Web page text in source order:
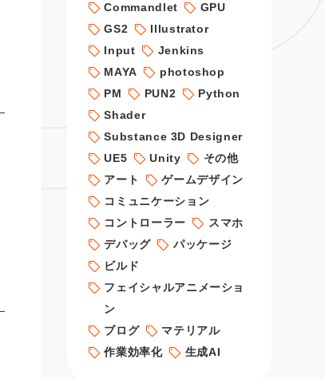
Commandlet
GPU
GS2
Illustrator
Input
Jenkins
MAYA
photoshop
PM
PUN2
Python
Shader
Substance 3D Designer
UE5
Unity
その他
アート
ゲームデザイン
コミュニケーション
コントローラー
スマホ
デバッグ
パッケージ
ビルド
フェイシャルアニメーショ
ン
ブログ
マテリアル
作業効率化
生成AI